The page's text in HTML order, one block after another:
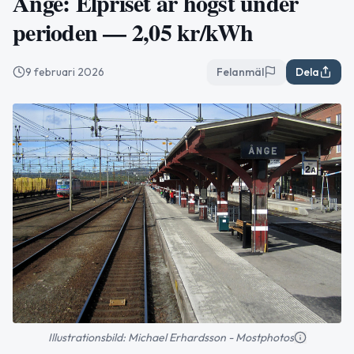
perioden — 2,05 kr/kWh
9 februari 2026 Felanmäl Dela
Illustrationsbild: Michael Erhardsson - Mostphotos